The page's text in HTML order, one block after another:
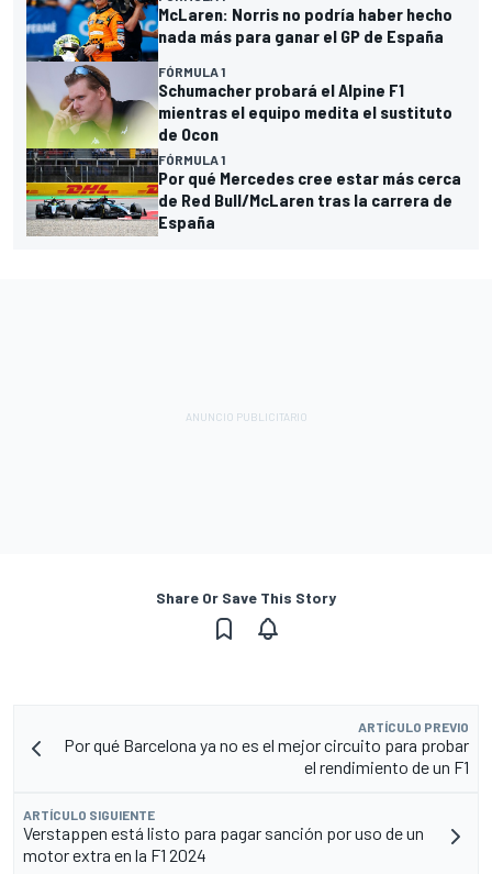
McLaren: Norris no podría haber hecho
nada más para ganar el GP de España
FÓRMULA 1
Schumacher probará el Alpine F1
mientras el equipo medita el sustituto
de Ocon
FÓRMULA 1
Por qué Mercedes cree estar más cerca
de Red Bull/McLaren tras la carrera de
España
Share Or Save This Story
ARTÍCULO PREVIO
Por qué Barcelona ya no es el mejor circuito para probar
el rendimiento de un F1
ARTÍCULO SIGUIENTE
Verstappen está listo para pagar sanción por uso de un
motor extra en la F1 2024